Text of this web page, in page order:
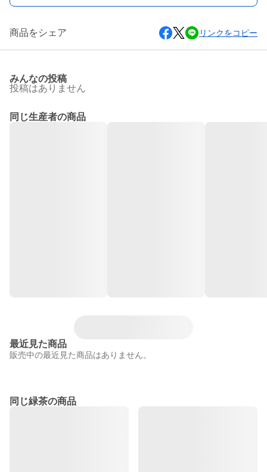
商品をシェア リンクをコピー
みんなの投稿
投稿はありません
同じ生産者の商品
最近見た商品
販売中の最近見た商品はありません。
同じ緑茶の商品